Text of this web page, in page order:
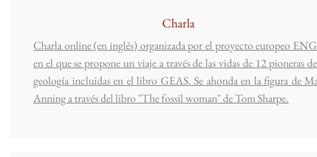
Charla
Charla online (en inglés) organizada por el proyecto europeo
en el que se propone un viaje a través de las vidas de 12 pioneras
geología incluidas en el libro GEAS. Se ahonda en la figura de
Anning a través del libro "The fossil woman" de Tom Sharpe.